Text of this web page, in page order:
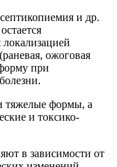
и др.
ожоговая
при
тяжелые формы, а
и токсико-
в зависимости от